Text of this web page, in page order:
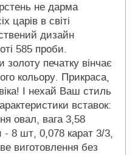
не дарма
царів в світі
дизайн
585 проби.
золоту печатку вінчає
кольору. Прикраса,
І нехай Ваш стиль
вставок:
овал, вага 3,58
- 8 шт, 0,078 карат 3/3,
виготовлення без